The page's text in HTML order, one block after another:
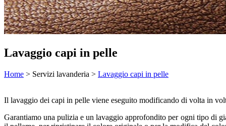
Lavaggio capi in pelle
Home > Servizi lavanderia > Lavaggio capi in pelle
Il lavaggio dei capi in pelle viene eseguito modificando di volta in
Garantiamo una pulizia e un lavaggio approfondito per ogni tipo di